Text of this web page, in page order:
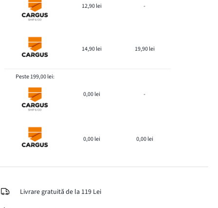
12,90 lei -
14,90 lei 19,90 lei
Peste 199,00 lei:
0,00 lei -
0,00 lei 0,00 lei
Livrare gratuită de la 119 Lei